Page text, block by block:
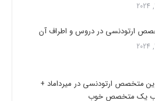
ارتودنسی در دروس و اطراف آن
متخصص ارتودنسی در میرداماد +
یک متخصص خوب